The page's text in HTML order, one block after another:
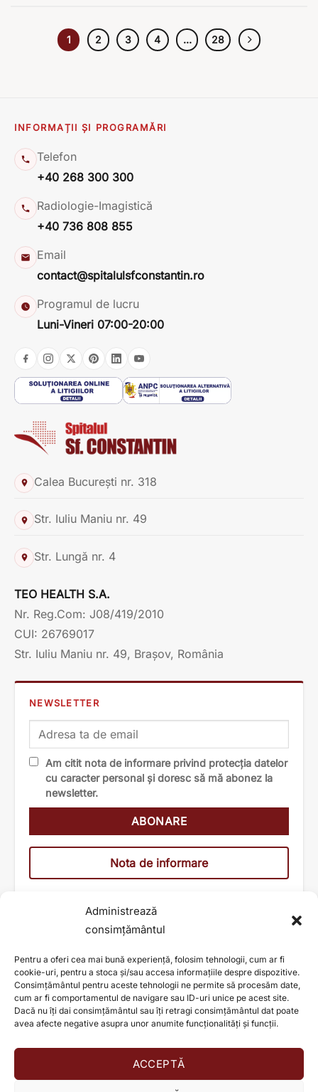
Administrează
consimțământul
Pentru a oferi cea mai bună experiență, folosim tehnologii, cum ar fi
cookie-uri, pentru a stoca și/sau accesa informațiile despre dispozitive.
Consimțământul pentru aceste tehnologii ne permite să procesăm date,
cum ar fi comportamentul de navigare sau ID-uri unice pe acest site.
Dacă nu îți dai consimțământul sau îți retragi consimțământul dat poate
avea afecte negative asupra unor anumite funcționalități și funcții.
ACCEPTĂ
1 2 3 4 … 28
INFORMAȚII ȘI PROGRAMĂRI
Telefon
+40 268 300 300
Radiologie-Imagistică
+40 736 808 855
Email
contact@spitalulsfconstantin.ro
Programul de lucru
Luni-Vineri 07:00-20:00
Calea București nr. 318
Str. Iuliu Maniu nr. 49
Str. Lungă nr. 4
TEO HEALTH S.A.
Nr. Reg.Com: J08/419/2010
CUI: 26769017
Str. Iuliu Maniu nr. 49, Brașov, România
NEWSLETTER
Am citit nota de informare privind protecția datelor
cu caracter personal și doresc să mă abonez la
newsletter.
Nota de informare
AJUTĂ ȘI TU LA SCHIMBAREA UNEI VIEȚI!